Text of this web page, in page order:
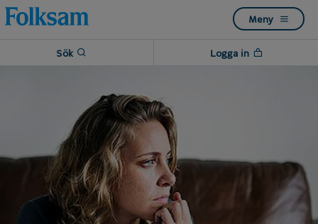
Till
navigation
Till
innehåll
Meny
Sök Logga in